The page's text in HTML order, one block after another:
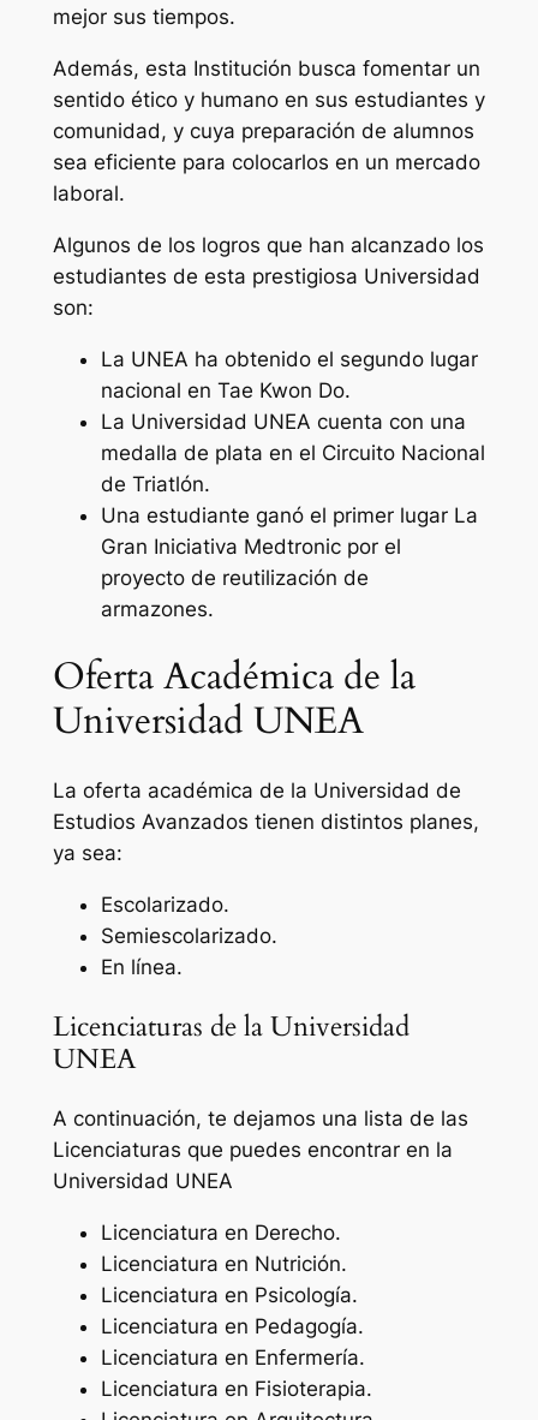
mejor sus tiempos.
Además, esta Institución busca fomentar un
sentido ético y humano en sus estudiantes y
comunidad, y cuya preparación de alumnos
sea eficiente para colocarlos en un mercado
laboral.
Algunos de los logros que han alcanzado los
estudiantes de esta prestigiosa Universidad
son:
La UNEA ha obtenido el segundo lugar
nacional en Tae Kwon Do.
La Universidad UNEA cuenta con una
medalla de plata en el Circuito Nacional
de Triatlón.
Una estudiante ganó el primer lugar La
Gran Iniciativa Medtronic por el
proyecto de reutilización de
armazones.
Oferta Académica de la
Universidad UNEA
La oferta académica de la Universidad de
Estudios Avanzados tienen distintos planes,
ya sea:
Escolarizado.
Semiescolarizado.
En línea.
Licenciaturas de la Universidad
UNEA
A continuación, te dejamos una lista de las
Licenciaturas que puedes encontrar en la
Universidad UNEA
Licenciatura en Derecho.
Licenciatura en Nutrición.
Licenciatura en Psicología.
Licenciatura en Pedagogía.
Licenciatura en Enfermería.
Licenciatura en Fisioterapia.